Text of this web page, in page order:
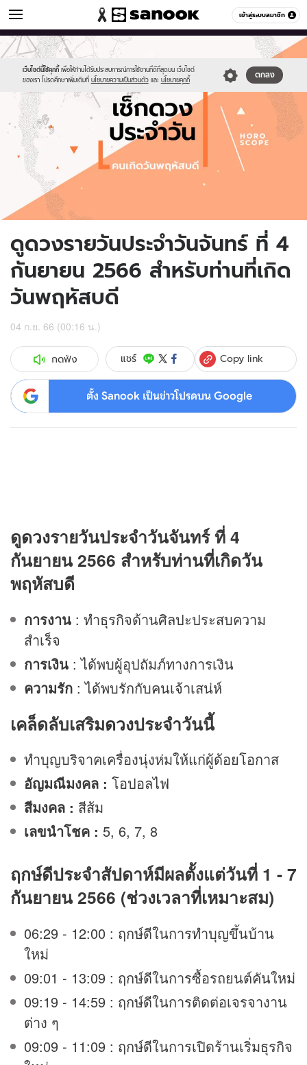
เข้าสู่ระบบสมาชิก
ดูดวง หมวดอื่นๆ
เว็บไซต์นี้ใช้คุกกี้ เพื่อให้ท่านได้รับประสบการณ์การใช้งานที่ดีที่สุดบน เว็บไซต์
ของเรา โปรดศึกษาเพิ่มเติมที่ นโยบายความเป็นส่วนตัว และ นโยบายคุกกี้
ตกลง
Sanook
//s.isanook.com/sr/0/images/logo-
new-
sanook.png
600
60
//s.isanook.com/ho/0/ud/fxd/day/daily-
horoscope-
thursday.jpg
ดูดวงรายวันประจำวันจันทร์ ที่ 4
กันยายน 2566 สำหรับท่านที่เกิด
วันพฤหัสบดี
04 ก.ย. 66 (00:16 น.)
กดฟัง แชร์ Copy link
ตั้ง Sanook เป็นข่าวโปรดบน Google
ดูดวงรายวันประจำวันจันทร์ ที่ 4
กันยายน 2566 สำหรับท่านที่เกิดวัน
พฤหัสบดี
การงาน : ทำธุรกิจด้านศิลปะประสบความ
สำเร็จ
การเงิน : ได้พบผู้อุปถัมภ์ทางการเงิน
ความรัก : ได้พบรักกับคนเจ้าเสน่ห์
เคล็ดลับเสริมดวงประจำวันนี้
ทำบุญบริจาคเครื่องนุ่งห่มให้แก่ผู้ด้อยโอกาส
อัญมณีมงคล : โอปอลไฟ
สีมงคล : สีส้ม
เลขนำโชค : 5, 6, 7, 8
ฤกษ์ดีประจำสัปดาห์มีผลตั้งแต่วันที่ 1 - 7
กันยายน 2566 (ช่วงเวลาที่เหมาะสม)
06:29 - 12:00 : ฤกษ์ดีในการทำบุญขึ้นบ้าน
ใหม่
09:01 - 13:09 : ฤกษ์ดีในการซื้อรถยนต์คันใหม่
09:19 - 14:59 : ฤกษ์ดีในการติดต่อเจรจางาน
ต่าง ๆ
09:09 - 11:09 : ฤกษ์ดีในการเปิดร้านเริ่มธุรกิจ